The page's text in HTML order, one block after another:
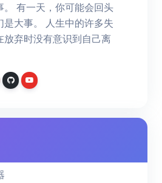
。 有一天，你可能会回头
大事。 人生中的许多失
放弃时没有意识到自己离